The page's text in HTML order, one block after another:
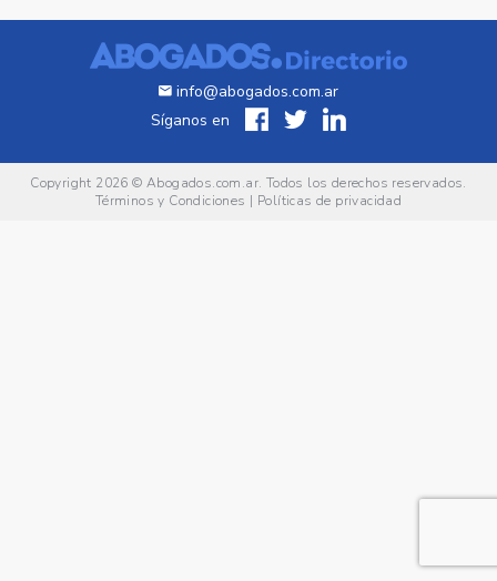
info@abogados.com.ar
Síganos en
Copyright 2026 © Abogados.com.ar. Todos los derechos reservados.
Términos y Condiciones | Políticas de privacidad